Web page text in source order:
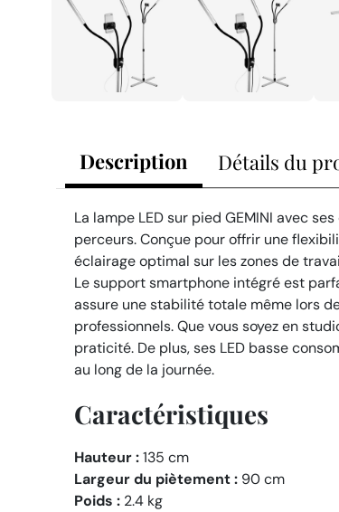
Description Détails du
La lampe LED sur pied GEMINI avec
perceurs. Conçue pour offrir une
éclairage optimal sur les zones de
Le support smartphone intégré est
assure une stabilité totale même lors
professionnels. Que vous soyez en
praticité. De plus, ses LED basse
au long de la journée.
Caractéristiques
Hauteur :135 cm
Largeur du piètement : 90 cm
Poids : 2.4 kg